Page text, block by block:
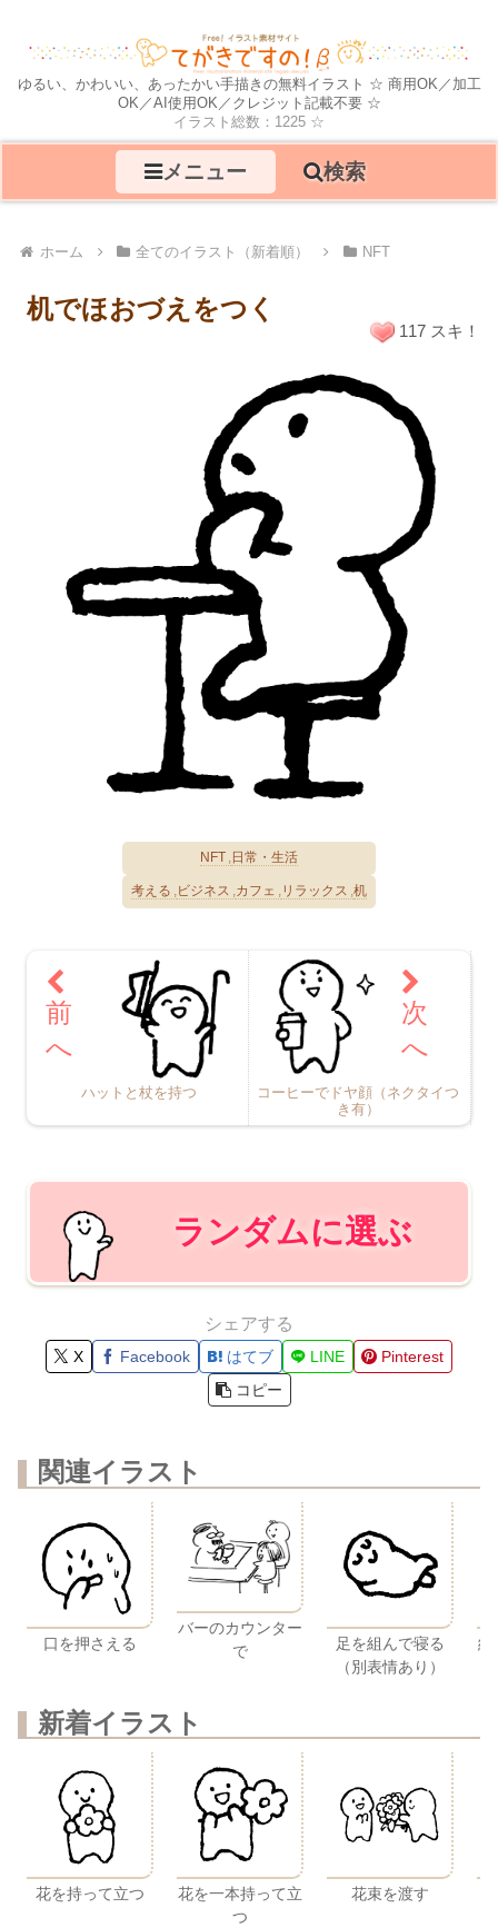
ゆるい、かわいい、あったかい手描きの無料イラスト ☆ 商用OK／加工
OK／AI使用OK／クレジット記載不要 ☆
イラスト総数：1225 ☆
メニュー 検索
ホーム 全てのイラスト（新着順） NFT
机でほおづえをつく
NFT 日常・生活
考える ビジネス カフェ リラックス 机
117 スキ！
ハットと杖を持つ
コーヒーでドヤ顔（ネクタイつ
き有）
ランダムに選ぶ
シェアする
X Facebook はてブ LINE
Pinterest
コピー
関連イラスト
口を押さえる
バーのカウンター
で
足を組んで寝る
（別表情あり）
紙
新着イラスト
花を持って立つ
花を一本持って立
つ
花束を渡す